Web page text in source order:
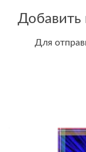
по
записям
Добавить
Для